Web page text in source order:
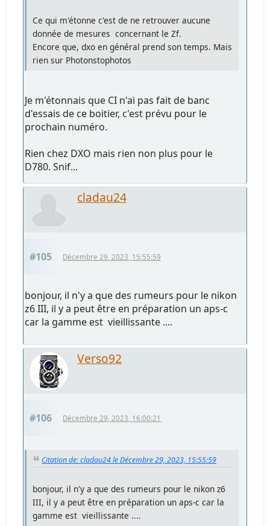
Ce qui m'étonne c'est de ne retrouver aucune
donnée de mesures concernant le Zf.
Encore que, dxo en général prend son temps. Mais
rien sur Photonstophotos
Je m'étonnais que CI n'ai pas fait de banc
d'essais de ce boitier, c'est prévu pour le
prochain numéro.
Rien chez DXO mais rien non plus pour le
D780. Snif...
cladau24
#105 Décembre 29, 2023, 15:55:59
bonjour, il n'y a que des rumeurs pour le nikon
z6 III, il y a peut être en préparation un aps-c
car la gamme est vieillissante ....
Verso92
#106 Décembre 29, 2023, 16:00:21
Citation de: cladau24 le Décembre 29, 2023, 15:55:59
bonjour, il n'y a que des rumeurs pour le nikon z6
III, il y a peut être en préparation un aps-c car la
gamme est vieillissante ....